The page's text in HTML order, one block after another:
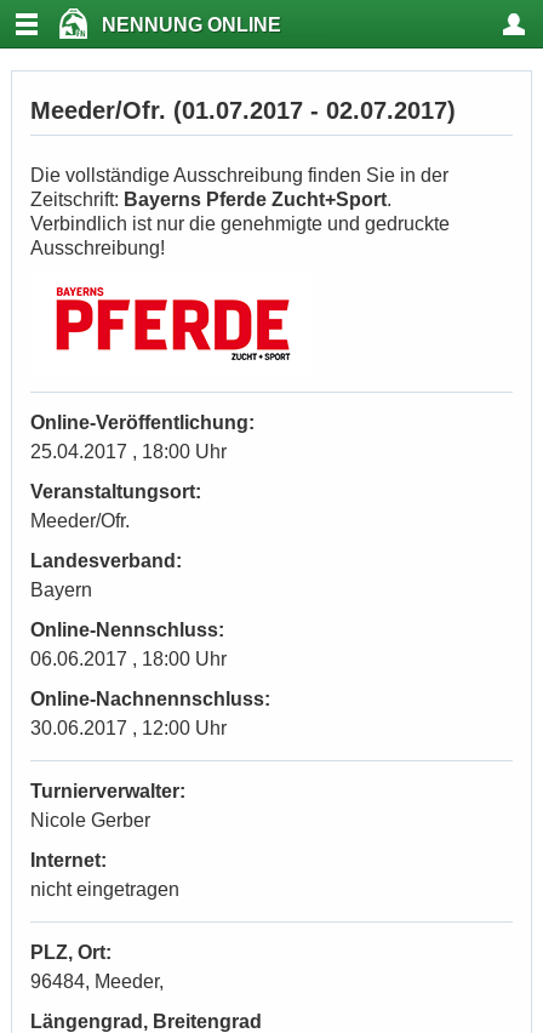
NENNUNG ONLINE
Meeder/Ofr. (01.07.2017 - 02.07.2017)
Die vollständige Ausschreibung finden Sie in der
Zeitschrift: Bayerns Pferde Zucht+Sport.
Verbindlich ist nur die genehmigte und gedruckte
Ausschreibung!
Online-Veröffentlichung:
25.04.2017 , 18:00 Uhr
Veranstaltungsort:
Meeder/Ofr.
Landesverband:
Bayern
Online-Nennschluss:
06.06.2017 , 18:00 Uhr
Online-Nachnennschluss:
30.06.2017 , 12:00 Uhr
Turnierverwalter:
Nicole Gerber
Internet:
nicht eingetragen
PLZ, Ort:
96484, Meeder,
Längengrad, Breitengrad